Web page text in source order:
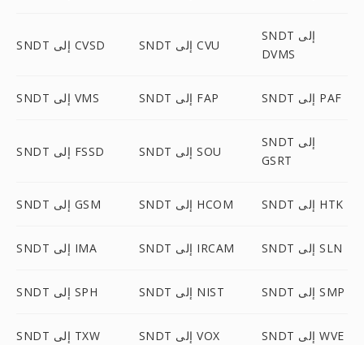
SNDT إلى CVSD SNDT إلى CVU
SNDT إلى
DVMS
SNDT إلى VMS SNDT إلى FAP SNDT إلى PAF
SNDT إلى FSSD SNDT إلى SOU
SNDT إلى
GSRT
SNDT إلى GSM SNDT إلى HCOM SNDT إلى HTK
SNDT إلى IMA SNDT إلى IRCAM SNDT إلى SLN
SNDT إلى SPH SNDT إلى NIST SNDT إلى SMP
SNDT إلى TXW SNDT إلى VOX SNDT إلى WVE